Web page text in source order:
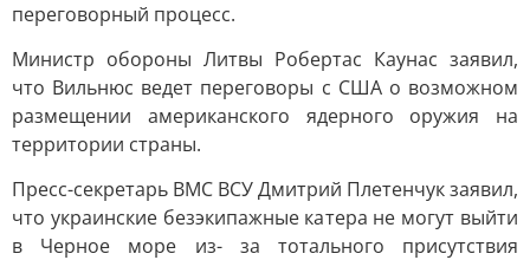
переговорный процесс.
Министр обороны Литвы Робертас Каунас заявил,
что Вильнюс ведет переговоры с США о возможном
размещении американского ядерного оружия на
территории страны.
Пресс-секретарь ВМС ВСУ Дмитрий Плетенчук заявил,
что украинские безэкипажные катера не могут выйти
в Черное море из- за тотального присутствия